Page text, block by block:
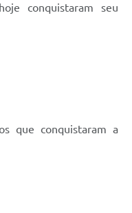
conquistaram seu
que conquistaram a